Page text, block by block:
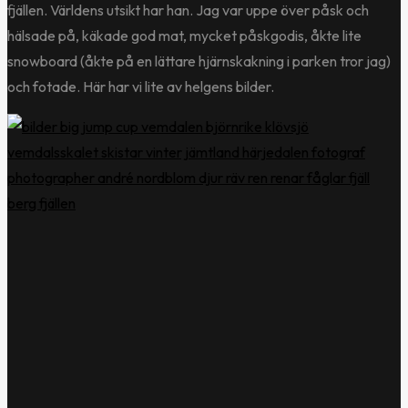
fjällen. Världens utsikt har han. Jag var uppe över påsk och
hälsade på, käkade god mat, mycket påskgodis, åkte lite
snowboard (åkte på en lättare hjärnskakning i parken tror jag)
och fotade. Här har vi lite av helgens bilder.